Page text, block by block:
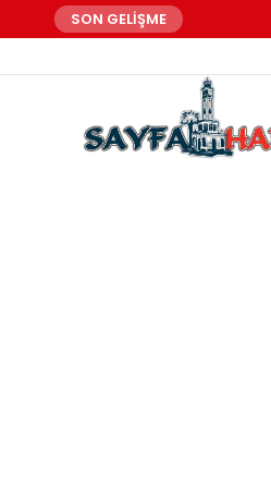
SON GELİŞME